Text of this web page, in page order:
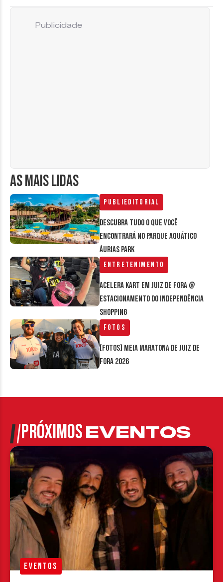
AS MAIS LIDAS
Publieditorial
Descubra tudo o que você
encontrará no parque aquático
Áurias Park
Entretenimento
Acelera Kart em Juiz de Fora @
estacionamento do Independência
Shopping
Fotos
[FOTOS] Meia Maratona de Juiz de
Fora 2026
Publicidade
PRÓXIMOSEVENTOS
EVENTOS